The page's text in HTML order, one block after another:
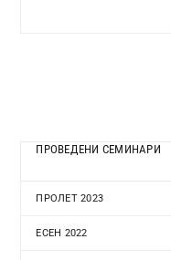
ПРОВЕДЕНИ СЕМИНАРИ
ПРОЛЕТ 2023
ЕСЕН 2022